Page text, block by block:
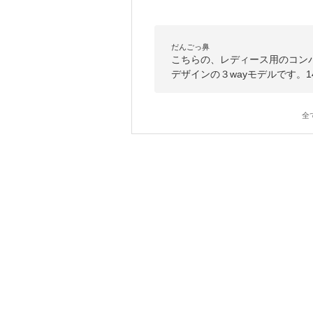
だんごっ鼻
こちらの、レディース用のコ
デザインの３wayモデルです。
全